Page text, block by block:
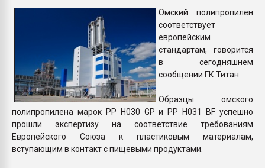
ПЕРЕЙТИ НА
Омский полипропилен
соответствует
европейским
стандартам, говорится
в сегодняшнем
сообщении ГК Титан.
Образцы омского
полипропилена марок РР H030 GP и РР H031 BF успешно
прошли экспертизу на соответствие требованиям
Европейского Союза к пластиковым материалам,
вступающим в контакт с пищевыми продуктами.